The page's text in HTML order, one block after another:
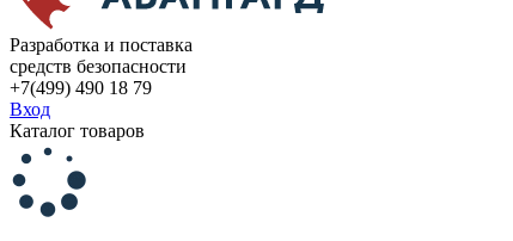
Разработка и поставка
средств безопасности
+7(499) 490 18 79
Вход
Каталог товаров